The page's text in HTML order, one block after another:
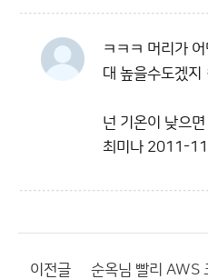
ㅋㅋㅋ 머리가
대 높을수도겠지
넌 기온이 낮으
최미나 2011-
이전글 순옥님 빨리 AWS